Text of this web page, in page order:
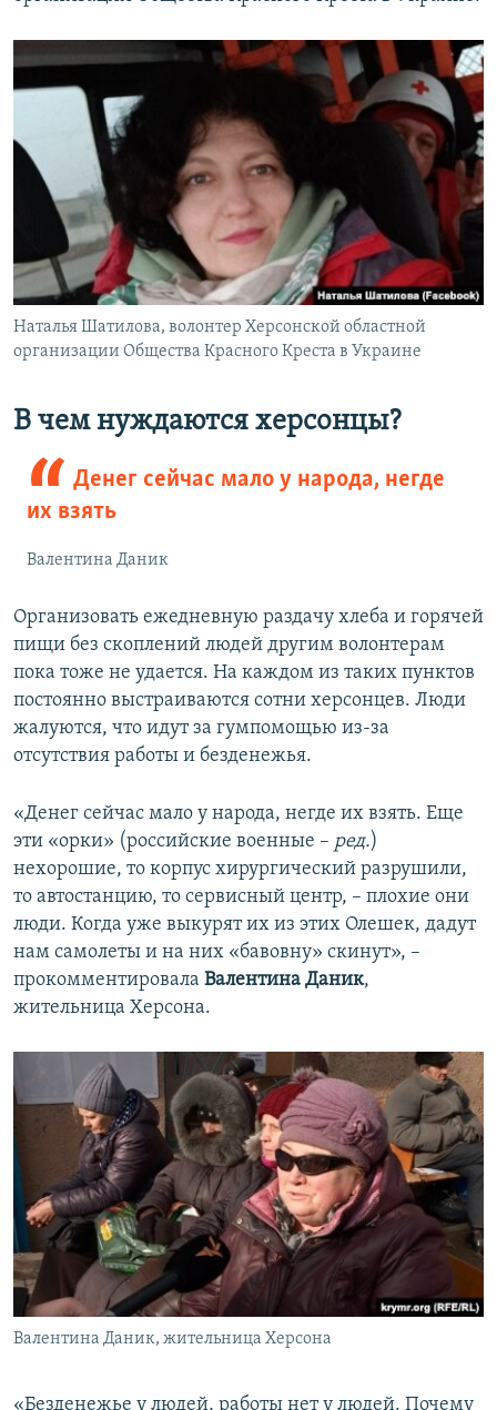
Наталья Шатилова, волонтер Херсонской областной
организации Общества Красного Креста в Украине
В чем нуждаются херсонцы?
Денег сейчас мало у народа, негде
их взять
Валентина Даник
Организовать ежедневную раздачу хлеба и горячей
пищи без скоплений людей другим волонтерам
пока тоже не удается. На каждом из таких пунктов
постоянно выстраиваются сотни херсонцев. Люди
жалуются, что идут за гумпомощью из-за
отсутствия работы и безденежья.
«Денег сейчас мало у народа, негде их взять. Еще
эти «орки» (российские военные – ред.)
нехорошие, то корпус хирургический разрушили,
то автостанцию, то сервисный центр, – плохие они
люди. Когда уже выкурят их из этих Олешек, дадут
нам самолеты и на них «бавовну» скинут», –
прокомментировала Валентина Даник,
жительница Херсона.
Валентина Даник, жительница Херсона
«Безденежье у людей, работы нет у людей. Почему